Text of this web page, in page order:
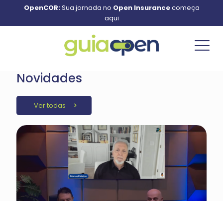
OpenCOR:Sua jornada no Open Insurancecomeça
aqui
Novidades
Ver todas